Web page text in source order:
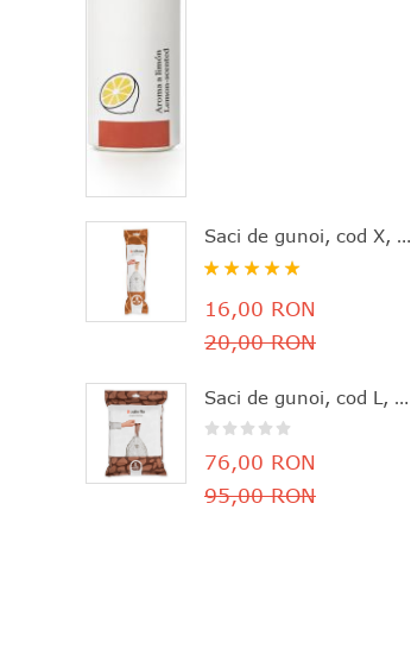
Saci de gunoi, cod X, 20 bucăţi, 10-12 l, Brabantia - 8710755116728
Rating:
16,00 RON
20,00 RON
Saci de gunoi, cod L, 40 bucăţi, 40-45 l, Brabantia - 8710755138645
76,00 RON
95,00 RON